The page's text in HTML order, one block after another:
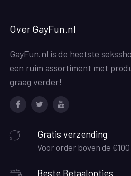
Over GayFun.nl
GayFun.nl is de heetste
een ruim assortiment met
graag verder!
Gratis verzending
Voor order boven de €100
Beste Betaalopties